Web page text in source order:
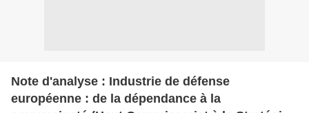
Note d'analyse : Industrie de défense
européenne : de la dépendance à la